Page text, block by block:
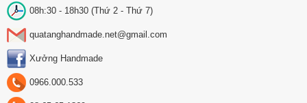
08h:30 - 18h30 (Thứ 2 - Thứ 7)
quatanghandmade.net@gmail.com
Xưởng Handmade
0966.000.533